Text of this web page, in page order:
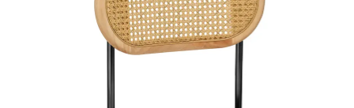
ГОТОВЫЕ РЕШЕНИЯ
Фуршетная мебель
Барная мебель